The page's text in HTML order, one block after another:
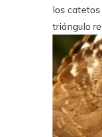
los
triángulo